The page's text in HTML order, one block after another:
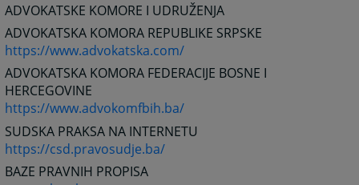
ADVOKATSKE KOMORE I UDRUŽENJA
ADVOKATSKA KOMORA REPUBLIKE SRPSKE
https://www.advokatska.com/
ADVOKATSKA KOMORA FEDERACIJE BOSNE I
HERCEGOVINE
https://www.advokomfbih.ba/
SUDSKA PRAKSA NA INTERNETU
https://csd.pravosudje.ba/
BAZE PRAVNIH PROPISA